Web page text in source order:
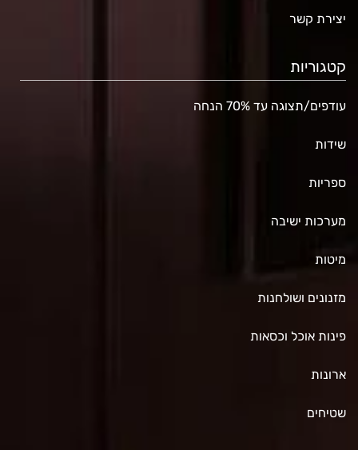
יצירת קשר
קטגוריות
עודפים/תצוגה עד 70% הנחה
שידות
ספריות
מערכות ישיבה
מיטות
מזנונים ושולחנות
פינות אוכל וכסאות
ארונות
שטיחים